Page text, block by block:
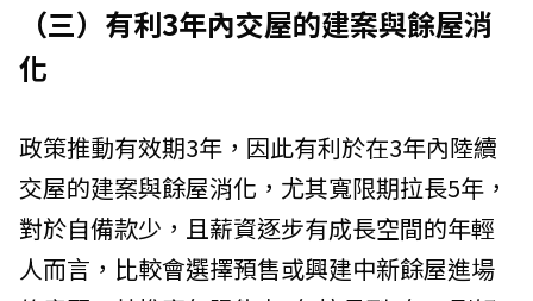
（三）有利3年內交屋的建案與餘屋消
化
政策推動有效期3年，因此有利於在3年內陸續
交屋的建案與餘屋消化，尤其寬限期拉長5年，
對於自備款少，且薪資逐步有成長空間的年輕
人而言，比較會選擇預售或興建中新餘屋進場